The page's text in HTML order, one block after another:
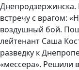
встречу с врагом:
воздушный бой.
лейтенант Саша
разведку к
«мессера». Решили